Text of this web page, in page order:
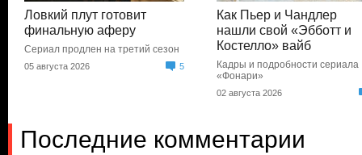
Ловкий плут готовит
финальную аферу
Сериал продлен на третий сезон
05 августа 2026 5
Как Пьер и Чандлер
нашли свой «Эбботт и
Костелло» вайб
Кадры и подробности сериала
«Фонари»
02 августа 2026
Последние комментарии